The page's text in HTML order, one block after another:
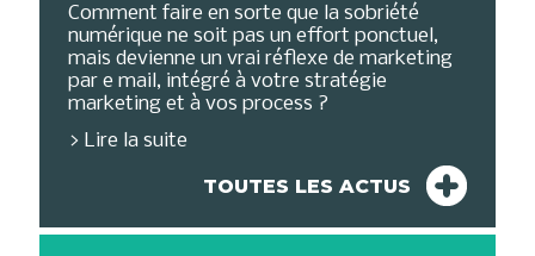
Comment faire en sorte que la sobriété
numérique ne soit pas un effort ponctuel,
mais devienne un vrai réflexe de marketing
par e mail, intégré à votre stratégie
marketing et à vos process ?
Lire la suite
TOUTES LES ACTUS